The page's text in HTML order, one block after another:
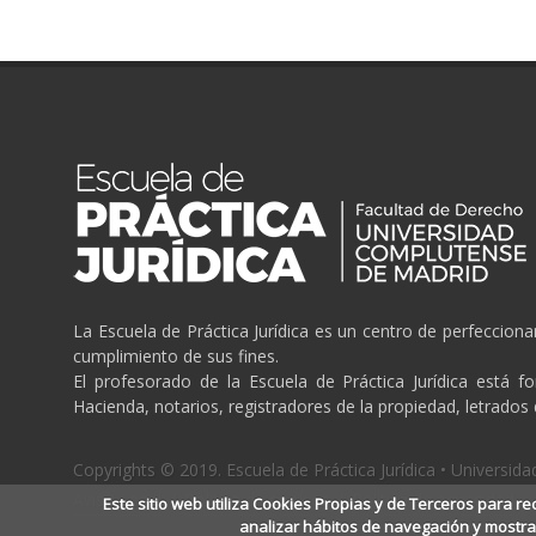
La Escuela de Práctica Jurídica es un centro de
cumplimiento de sus fines.
El profesorado de la Escuela de Práctica Jurídica está
Hacienda, notarios, registradores de la propiedad,
Copyrights © 2019. Escuela de Práctica Jurídica •
Aviso Legal/Politica de cookies/Politica de privacidad
Este sitio web utiliza Cookies Propias y de Terceros para
analizar hábitos de navegación y